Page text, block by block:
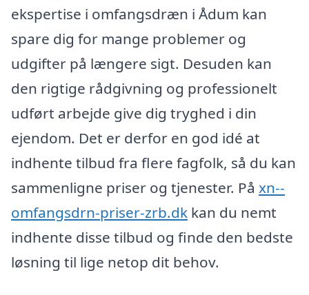
ekspertise i omfangsdræn i Ådum kan
spare dig for mange problemer og
udgifter på længere sigt. Desuden kan
den rigtige rådgivning og professionelt
udført arbejde give dig tryghed i din
ejendom. Det er derfor en god idé at
indhente tilbud fra flere fagfolk, så du kan
sammenligne priser og tjenester. På xn--
omfangsdrn-priser-zrb.dk kan du nemt
indhente disse tilbud og finde den bedste
løsning til lige netop dit behov.